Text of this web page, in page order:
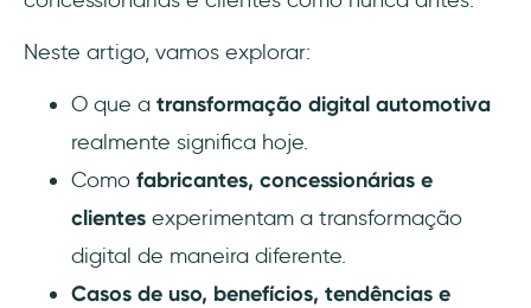
Jaguar Land Rover desenvolve uma cultura
orientada por dados com Tableau
Tata Motors oferece experiências
personalizadas tanto para seus
revendedores quanto para clientes finais
Rolls-Royce permite extensa customização
pré-vendas
Neste artigo, vamos explorar:
O que a transformação digital automotiva
realmente significa hoje.
Como fabricantes, concessionárias e
clientes experimentam a transformação
digital de maneira diferente.
Casos de uso, benefícios, tendências e